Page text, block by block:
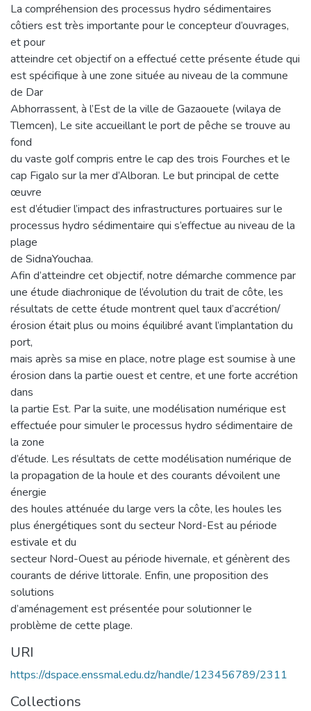
La compréhension des processus hydro sédimentaires
côtiers est très importante pour le concepteur d’ouvrages,
et pour
atteindre cet objectif on a effectué cette présente étude qui
est spécifique à une zone située au niveau de la commune
de Dar
Abhorrassent, à l’Est de la ville de Gazaouete (wilaya de
Tlemcen), Le site accueillant le port de pêche se trouve au
fond
du vaste golf compris entre le cap des trois Fourches et le
cap Figalo sur la mer d’Alboran. Le but principal de cette
œuvre
est d’étudier l’impact des infrastructures portuaires sur le
processus hydro sédimentaire qui s’effectue au niveau de la
plage
de SidnaYouchaa.
Afin d’atteindre cet objectif, notre démarche commence par
une étude diachronique de l’évolution du trait de côte, les
résultats de cette étude montrent quel taux d’accrétion/
érosion était plus ou moins équilibré avant l’implantation du
port,
mais après sa mise en place, notre plage est soumise à une
érosion dans la partie ouest et centre, et une forte accrétion
dans
la partie Est. Par la suite, une modélisation numérique est
effectuée pour simuler le processus hydro sédimentaire de
la zone
d’étude. Les résultats de cette modélisation numérique de
la propagation de la houle et des courants dévoilent une
énergie
des houles atténuée du large vers la côte, les houles les
plus énergétiques sont du secteur Nord-Est au période
estivale et du
secteur Nord-Ouest au période hivernale, et génèrent des
courants de dérive littorale. Enfin, une proposition des
solutions
d’aménagement est présentée pour solutionner le
problème de cette plage.
URI
https://dspace.enssmal.edu.dz/handle/123456789/2311
Collections